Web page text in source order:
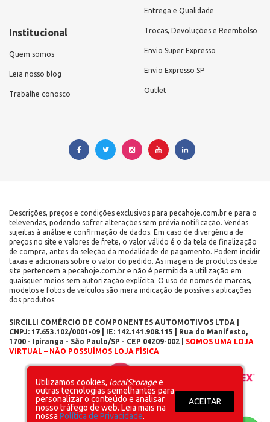
Institucional
Quem somos
Leia nosso blog
Trabalhe conosco
Entrega e Qualidade
Trocas, Devoluções e Reembolso
Envio Super Expresso
Envio Expresso SP
Outlet
Descrições, preços e condições exclusivos para pecahoje.com.br e para o
televendas, podendo sofrer alterações sem prévia notificação. Vendas
sujeitas à análise e confirmação de dados. Em caso de divergência de
preços no site e valores de frete, o valor válido é o da tela de finalização
de compra, antes da seleção da modalidade de pagamento. Podem incidir
taxas e adicionais sobre o valor do pedido. As imagens de produtos deste
site pertencem a pecahoje.com.br e não é permitida a utilização em
quaisquer meios sem autorização explícita. O uso de nomes de marcas,
modelos e fotos de veículos são mera indicação de possíveis aplicações
dos produtos.
SIRCILLI COMÉRCIO DE COMPONENTES AUTOMOTIVOS LTDA |
CNPJ: 17.653.102/0001-09 | IE: 142.141.908.115 | Rua do Manifesto,
1700 - Ipiranga - São Paulo/SP - CEP 04209-002 | SOMOS UMA LOJA
VIRTUAL – NÃO POSSUÍMOS LOJA FÍSICA
Layout inicial
ACEITAR
Utilizamos cookies, localStoragee
outras tecnologias semelhantes para
personalizar o conteúdo e analisar
nosso tráfego de web. Leia mais na
nossa Política de Privacidade.